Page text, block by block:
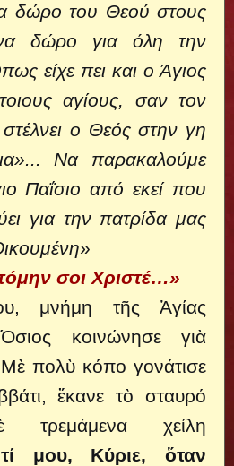
δώρο του Θεού στους
δώρο για όλη την
είχε πει και ο Άγιος
αγίους, σαν τον
ο Θεός στην γη
Να παρακαλούμε
Παΐσιο από εκεί που
για την πατρίδα μας
»
σοι Χριστέ…»
μνήμη τῆς Ἁγίας
κοινώνησε γιὰ
Μὲ πολὺ κόπο γονάτισε
ἔκανε τὸ σταυρό
χείλη
μου, Κύριε, ὅταν